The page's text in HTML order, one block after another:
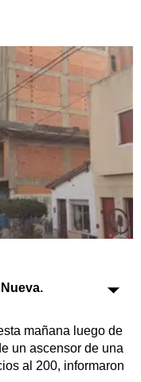
y finanzas
mañana luego de
un ascensor de una
al 200, informaron